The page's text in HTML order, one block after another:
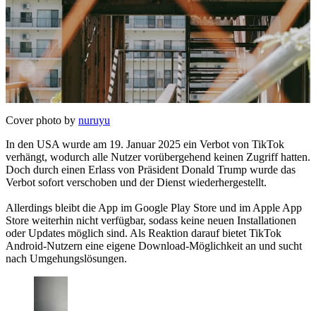
Cover photo by nuruyu
In den USA wurde am 19. Januar 2025 ein Verbot von TikTok
verhängt, wodurch alle Nutzer vorübergehend keinen Zugriff hatten.
Doch durch einen Erlass von Präsident Donald Trump wurde das
Verbot sofort verschoben und der Dienst wiederhergestellt.
Allerdings bleibt die App im Google Play Store und im Apple App
Store weiterhin nicht verfügbar, sodass keine neuen Installationen
oder Updates möglich sind. Als Reaktion darauf bietet TikTok
Android-Nutzern eine eigene Download-Möglichkeit an und sucht
nach Umgehungslösungen.